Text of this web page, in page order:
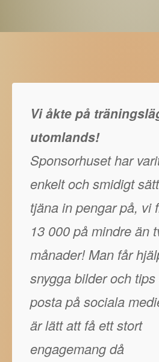
Vi åkte på
utomlands!
Sponsorhuset har
enkelt och smidigt
tjäna in pengar på, vi
13 000 på mindre än
månader! Man får
snygga bilder och
posta på sociala
är lätt att få ett stort
engagemang då